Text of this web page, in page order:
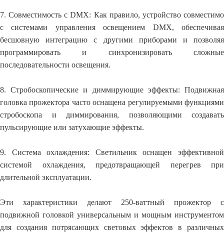
7. Совместимость с DMX: Как правило, устройство совместимо
с системами управления освещением DMX, обеспечивая
бесшовную интеграцию с другими приборами и позволяя
программировать и синхронизировать сложные
последовательности освещения.
8. Стробоскопические и диммирующие эффекты: Подвижная
головка прожектора часто оснащена регулируемыми функциями
стробоскопа и диммирования, позволяющими создавать
пульсирующие или затухающие эффекты.
9. Система охлаждения: Светильник оснащен эффективной
системой охлаждения, предотвращающей перегрев при
длительной эксплуатации.
Эти характеристики делают 250-ваттный прожектор с
подвижной головкой универсальным и мощным инструментом
для создания потрясающих световых эффектов в различных